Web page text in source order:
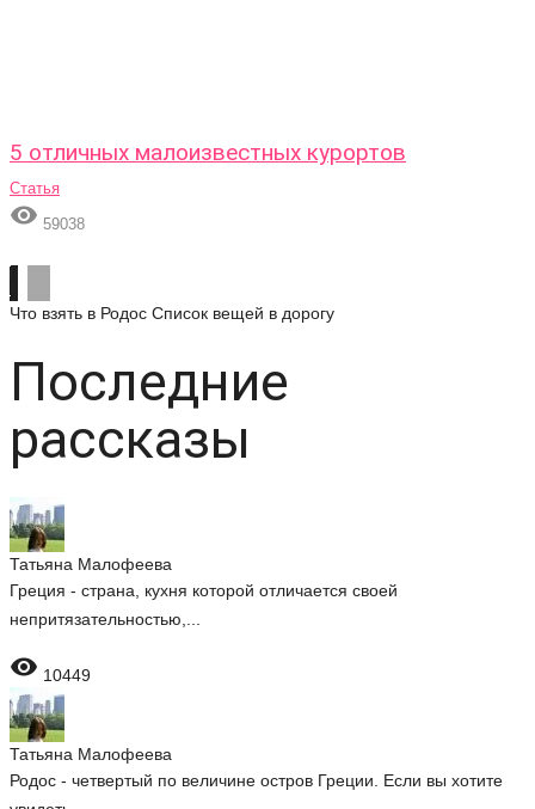
5 отличных малоизвестных курортов
Статья
 59038
Что взять в Родос Список вещей в дорогу
Последние
рассказы
Татьяна Малофеева
Греция - страна, кухня которой отличается своей
непритязательностью,...
 10449
Татьяна Малофеева
Родос - четвертый по величине остров Греции. Если вы хотите